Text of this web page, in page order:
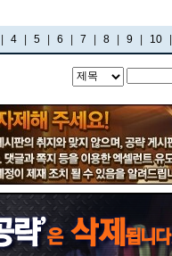
뽀삐 사미라 사이온
소라카 쉔 쉬바나
쓰레쉬 아리 아무무
알리스타 암베사 애니
4 5 6 7 8 9 10